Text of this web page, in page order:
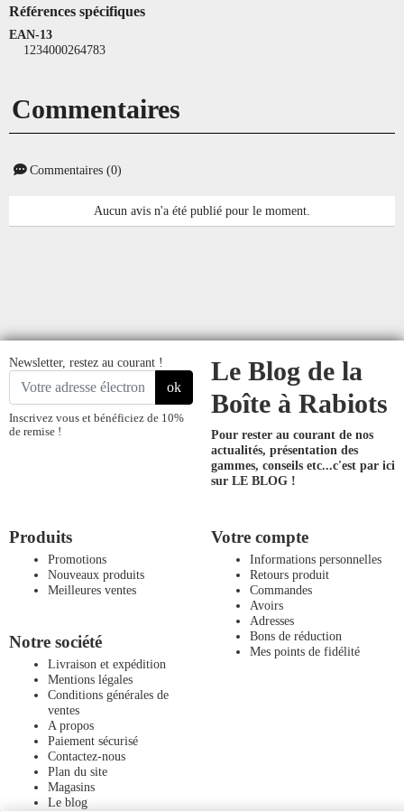
Références spécifiques
EAN-13
1234000264783
Commentaires
Commentaires (0)
Aucun avis n'a été publié pour le moment.
Newsletter, restez au courant !
ok
Inscrivez vous et bénéficiez de 10%
de remise !
Le Blog de la
Boîte à Rabiots
Pour rester au courant de nos
actualités, présentation des
gammes, conseils etc...c'est par ici
sur LE BLOG !
Produits
Promotions
Nouveaux produits
Meilleures ventes
Notre société
Livraison et expédition
Mentions légales
Conditions générales de
ventes
A propos
Paiement sécurisé
Contactez-nous
Plan du site
Magasins
Le blog
Votre compte
Informations personnelles
Retours produit
Commandes
Avoirs
Adresses
Bons de réduction
Mes points de fidélité